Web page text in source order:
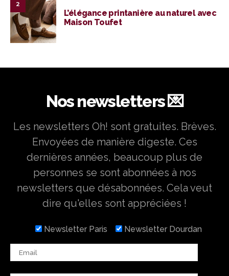
2
L’élégance printanière au naturel avec
Maison Toufet
Nos newsletters 💌
Les newsletters Oh! sont gratuites. Brèves.
Envoyées de manière digeste. Ces
dernières années, beaucoup plus de
personnes se sont abonnées à nos
newsletters que désabonnées. Cela veut
dire qu'elles sont appréciées !
Newsletter Paris Newsletter Dourdan